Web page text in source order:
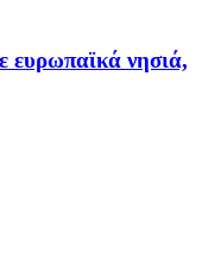
ευρωπαϊκά νησιά,